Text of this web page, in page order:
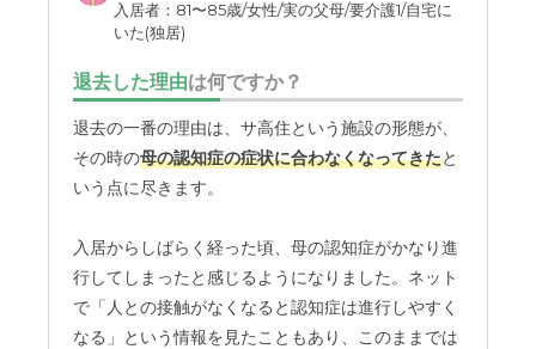
もちろん、多くのご高齢の方向けに作られているの
ることはあります。個人的には、お蕎麦やうどんな
ありますが、それは些細なことです。総合的に見れ
ば、十分に美味しく、満足のいく食事を提供してい
ただいていると感じています。
きるのにな、と感じています。
らっしゃるので、その方たちとの交流が今の私の楽
しみになっています。
じような状況の方が多いのかなと勝手に想像してい
たので、少し寂しいと感じてしまう瞬間があるのは
事実です。「こんなに認知症の方ばっかりだとは思
わなかったなあ」というのが、正直な気持ちです
ね。
入居者：81〜85歳/女性/実の父母/要介護1/自宅に
いた(独居)
退去した理由は何ですか？
退去の一番の理由は、サ高住という施設の形態が、
その時の母の認知症の症状に合わなくなってきたと
いう点に尽きます。
入居からしばらく経った頃、母の認知症がかなり進
行してしまったと感じるようになりました。ネット
で「人との接触がなくなると認知症は進行しやすく
なる」という情報を見たこともあり、このままでは